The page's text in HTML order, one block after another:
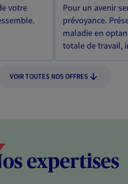
votre
Pour un avenir
prévoyance.
maladie en
totale de travail,
VOIR TOUTES NOS OFFRES
expertises